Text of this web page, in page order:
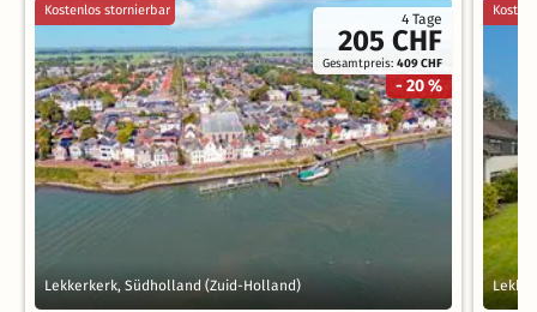
4 Tage
205 CHF
Gesamtpreis:409 CHF
- 20 %
Kostenlos stornierbar
Lekkerkerk, Südholland (Zuid-Holland)